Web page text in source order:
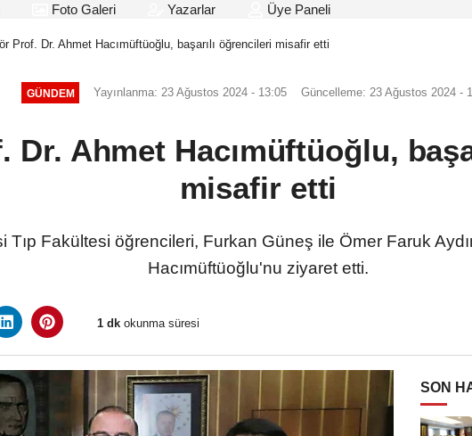
Foto Galeri Yazarlar Üye Paneli
Prof. Dr. Ahmet Hacımüftüoğlu, başarılı öğrencileri misafir etti
GÜNDEM Yayınlanma: 23 Ağustos 2024 - 13:05 Güncelleme: 23 Ağustos 2024 -
Dr. Ahmet Hacımüftüoğlu,
misafir etti
Tıp Fakültesi öğrencileri, Furkan Güneş ile Ömer Faruk
Hacımüftüoğlu'nu ziyaret etti.
1 dk okunma süresi
SON